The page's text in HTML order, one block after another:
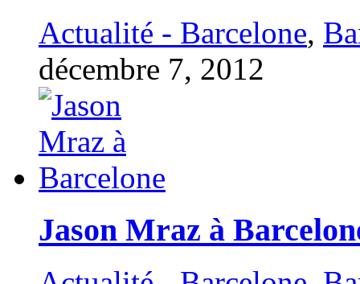
Actualité - Barcelone,
décembre 7, 2012
Jason Mraz à